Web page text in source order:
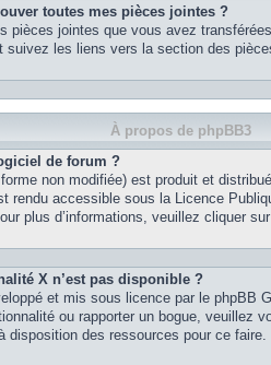
toutes mes pièces jointes ?
pièces jointes que vous avez
suivez les liens vers la section des
À propos de phpBB3
de forum ?
non modifiée) est produit et
rendu accessible sous la Licence
plus d’informations, veuillez cliquer
X n’est pas disponible ?
et mis sous licence par le phpBB
ou rapporter un bogue, veuillez
disposition des ressources pour ce faire.